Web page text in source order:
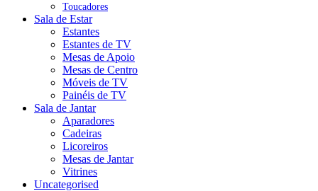
Toucadores
Sala de Estar
Estantes
Estantes de TV
Mesas de Apoio
Mesas de Centro
Móveis de TV
Painéis de TV
Sala de Jantar
Aparadores
Cadeiras
Licoreiros
Mesas de Jantar
Vitrines
Uncategorised